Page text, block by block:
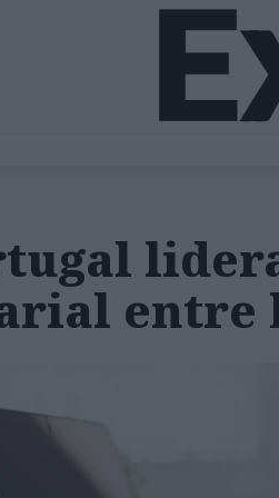
entre